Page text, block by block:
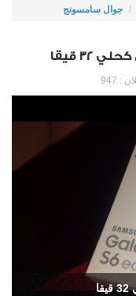
جوال سامسونج
: 947